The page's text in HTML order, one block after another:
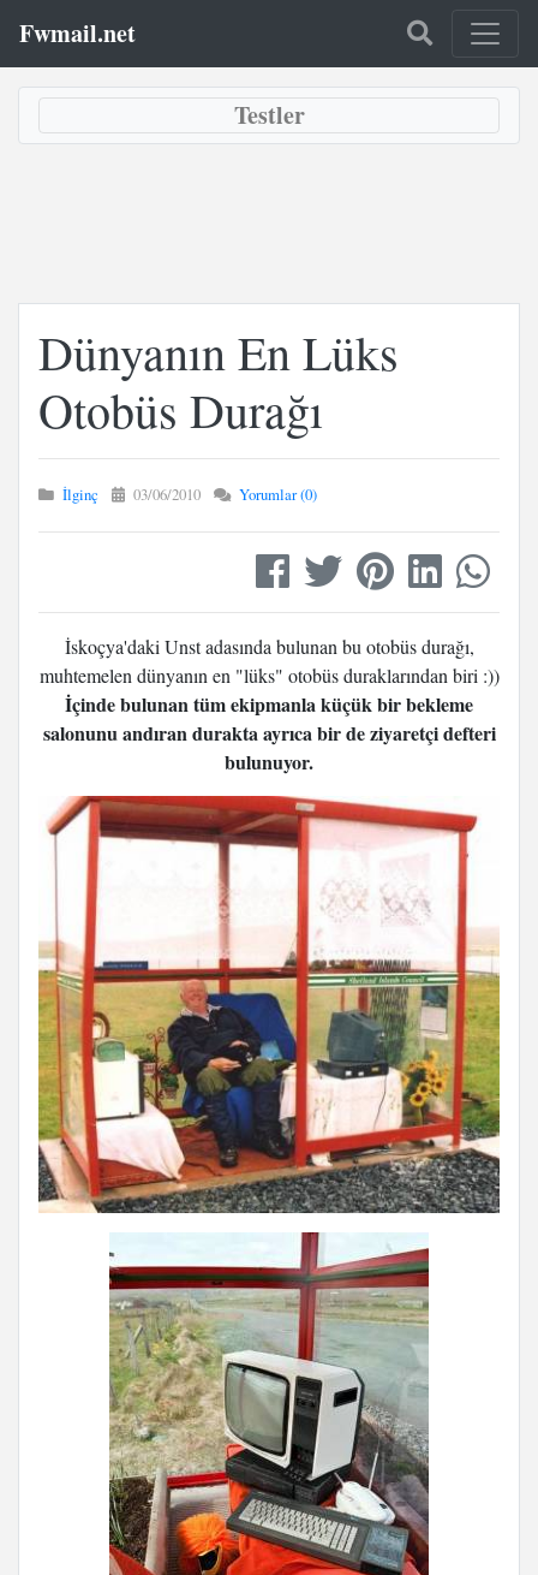
Fwmail.net
Testler
Dünyanın En Lüks
Otobüs Durağı
İlginç 03/06/2010 Yorumlar (0)
İskoçya'daki Unst adasında bulunan bu otobüs durağı,
muhtemelen dünyanın en "lüks" otobüs duraklarından biri :))
İçinde bulunan tüm ekipmanla küçük bir bekleme
salonunu andıran durakta ayrıca bir de ziyaretçi defteri
bulunuyor.